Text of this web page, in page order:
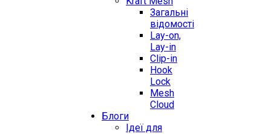
Загальні
відомості
Lay-on,
Lay-in
Clip-in
Hook
Lock
Mesh
Cloud
Блоги
Ідеї для